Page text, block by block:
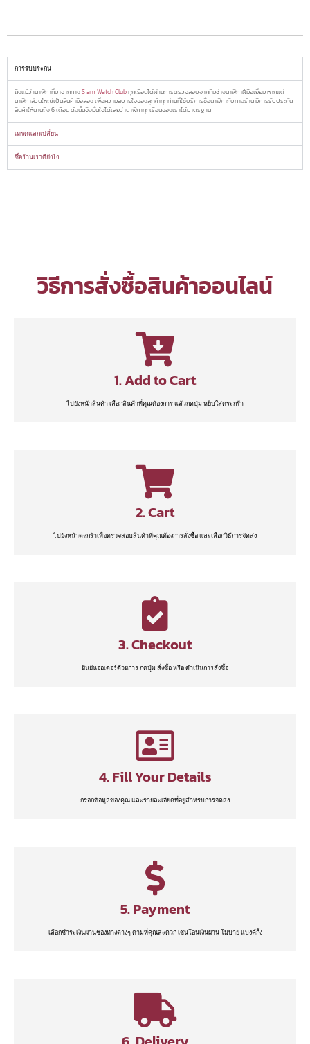
การรับประกัน
ถึงแม้ว่านาฬิกาที่มาจากทางSiam Watch Clubทุกเรือนได้ผ่านการตรวจสอบจากทีมช่างนาฬิกาฝีมือเยี่ยม หากแต่
นาฬิกาส่วนใหญ่เป็นสินค้ามือสอง เพื่อความสบายใจของลูกค้าทุกท่านที่ใช้บริการซื้อนาฬิกากับทางร้าน มีการรับประกัน
สินค้าให้นานถึง 6 เดือน ดังน้ันจึงมั่นใจได้เลยว่านาฬิกาทุกเรือนของเราได้มาตรฐาน
เทรดแลกเปลี่ยน
ซื้อร้านเราดียังไง
วิธีการสั่งซื้อสินค้าออนไลน์
1. Add to Cart
ไปยังหน้าสินค้า เลือกสินค้าที่คุณต้องการ แล้วกดปุ่ม หยิบใส่ตระกร้า
2. Cart
ไปยังหน้าตะกร้าเพื่อตรวจสอบสินค้าที่คุณต้องการสั่งซื้อ และเลือกวิธีการจัดส่ง
3. Checkout
ยืนยันออเดอร์ด้วยการ กดปุ่ม สั่งซื้อ หรือ ดำเนินการสั่งซื้อ
4. Fill Your Details
กรอกข้อมูลของคุณ และรายละเอียดที่อยู่สำหรับการจัดส่ง
5. Payment
เลือกชำระเงินผ่านช่องทางต่างๆ ตามที่คุณสะดวก เช่นโอนเงินผ่าน โมบาย แบงค์กิ้ง